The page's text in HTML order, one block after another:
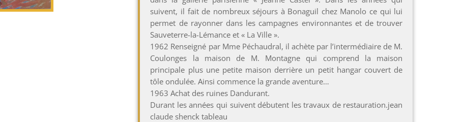
suivent, il fait de nombreux séjours à Bonaguil chez Manolo ce qui lui
permet de rayonner dans les campagnes environnantes et de trouver
Sauveterre-la-Lémance et « La Ville ».
1962 Renseigné par Mme Péchaudral, il achète par l’intermédiaire de M.
Coulonges la maison de M. Montagne qui comprend la maison
principale plus une petite maison derrière un petit hangar couvert de
tôle ondulée. Ainsi commence la grande aventure…
1963 Achat des ruines Dandurant.
Durant les années qui suivent débutent les travaux de restauration.jean
claude shenck tableau